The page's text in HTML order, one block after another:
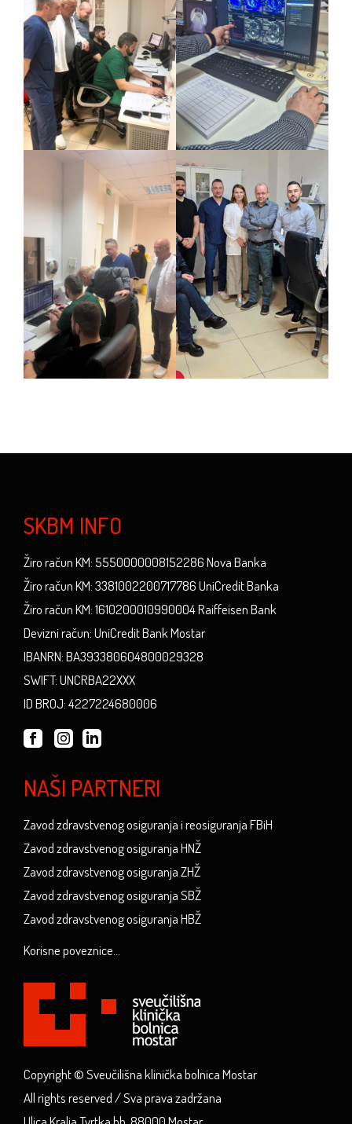
SKBM INFO
Žiro račun KM: 5550000008152286 Nova Banka
Žiro račun KM: 3381002200717786 UniCredit Banka
Žiro račun KM: 1610200010990004 Raiffeisen Bank
Devizni račun: UniCredit Bank Mostar
IBANRN: BA393380604800029328
SWIFT: UNCRBA22XXX
ID BROJ: 4227224680006
NAŠI PARTNERI
Zavod zdravstvenog osiguranja i reosiguranja FBiH
Zavod zdravstvenog osiguranja HNŽ
Zavod zdravstvenog osiguranja ZHŽ
Zavod zdravstvenog osiguranja SBŽ
Zavod zdravstvenog osiguranja HBŽ
Korisne poveznice...
Copyright © Sveučilišna klinička bolnica Mostar
All rights reserved / Sva prava zadržana